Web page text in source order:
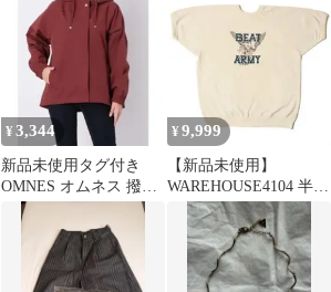
¥ 3,344
新品未使用タグ付き
OMNES オムネス 撥水
加工マウンテンパーカ
ー ボルドー
¥ 9,999
【新品未使用】
WAREHOUSE4104 半袖
SW BEATARMYクリー
ム L